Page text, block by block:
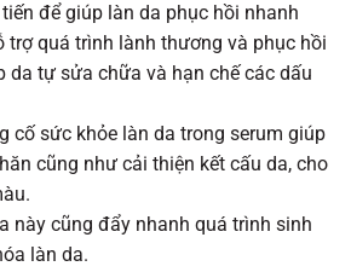
để giúp làn da phục hồi nhanh
trợ quá trình lành thương và phục hồi
da tự sửa chữa và hạn chế các dấu
cố sức khỏe làn da trong serum giúp
cũng như cải thiện kết cấu da, cho
này cũng đẩy nhanh quá trình sinh
làn da.